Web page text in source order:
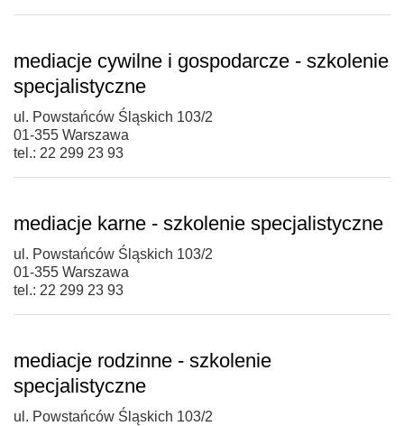
mediacje cywilne i gospodarcze - szkolenie
specjalistyczne
ul. Powstańców Śląskich 103/2
01-355 Warszawa
tel.: 22 299 23 93
mediacje karne - szkolenie specjalistyczne
ul. Powstańców Śląskich 103/2
01-355 Warszawa
tel.: 22 299 23 93
mediacje rodzinne - szkolenie
specjalistyczne
ul. Powstańców Śląskich 103/2